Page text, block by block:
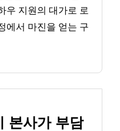
우 지원의 대가로 로
에서 마진을 얻는 구
본사가 부담